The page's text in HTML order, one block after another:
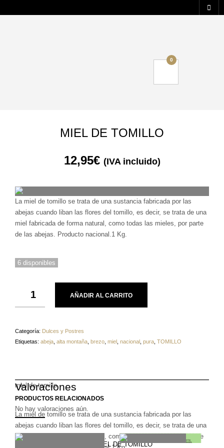
0
MIEL DE TOMILLO
12,95€ (IVA incluido)
La miel de tomillo se trata de una sustancia fabricada por las
abejas cuando liban las flores del tomillo, es decir, se trata de una
miel fabricada de forma natural, como todas las mieles, por parte
de las abejas. Producto nacional.1 Kg.
6 disponibles
AÑADIR AL CARRITO
Categoría: Dulces y Postres
Etiquetas: abeja alta montaña brezo miel nacional pura TOMILLO
miel de tomillo
La miel de tomillo se trata de una sustancia fabricada por las
abejas cuando liban las flores del tomillo, es decir, se trata de una
miel fabricada de forma natural, como todas las mieles, por parte
Valoraciones
No hay valoraciones aún.
Sé el primero en valorar “MIEL DE TOMILLO”
PRODUCTOS RELACIONADOS